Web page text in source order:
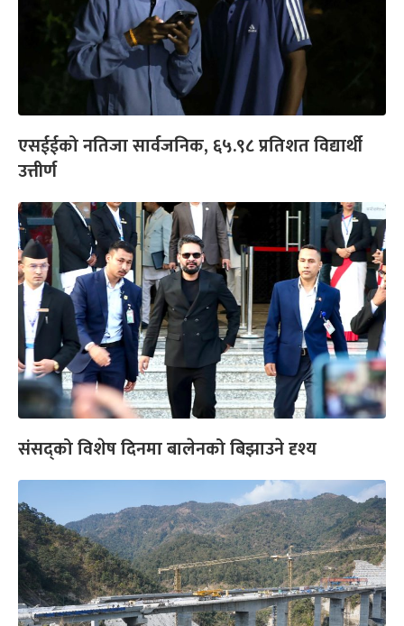
एसईईको नतिजा सार्वजनिक, ६५.९८ प्रतिशत विद्यार्थी
उत्तीर्ण
संसद्को विशेष दिनमा बालेनको बिझाउने दृश्य